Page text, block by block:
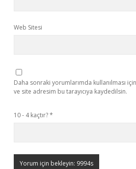
Web Sitesi
Daha sonraki yorumlarımda kullanılması
ve site adresim bu tarayıcıya kaydedilsin.
10 - 4 kaçtır?*